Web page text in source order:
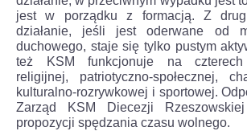
jest w porządku z formacją. Z
działanie, jeśli jest oderwane od
duchowego, staje się tylko pustym
też KSM funkcjonuje na czterech
religijnej, patriotyczno-społecznej,
kulturalno-rozrywkowej i sportowej.
Zarząd KSM Diecezji
propozycji spędzania czasu wolnego.